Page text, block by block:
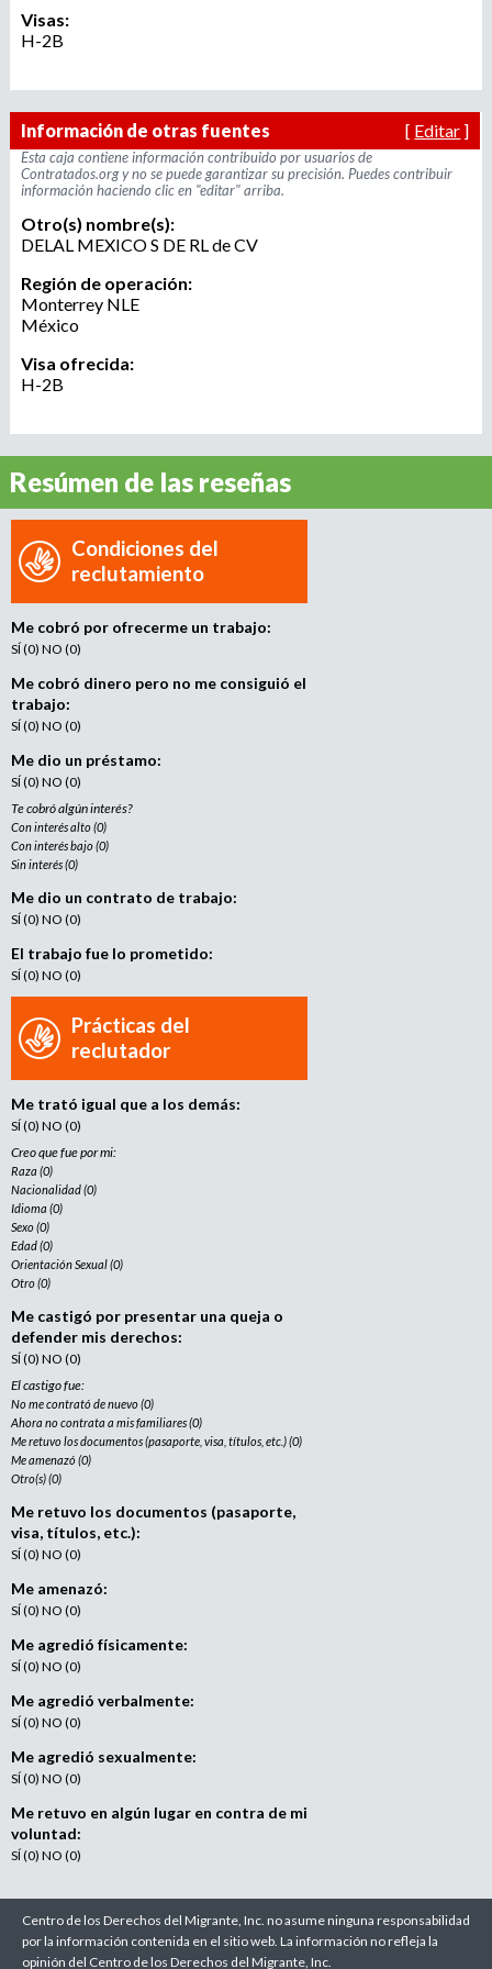
u
e
d
a
g
e
n
c
i
d
e
r
e
c
u
i
e
n
t
o
Visas:
H-2B
Información de otras fuentes [ Editar ]
Esta caja contiene información contribuido por usuarios de
Contratados.org y no se puede garantizar su precisión. Puedes contribuir
información haciendo clic en "editar" arriba.
Otro(s) nombre(s):
DELAL MEXICO S DE RL de CV
Región de operación:
Monterrey NLE
México
Visa ofrecida:
H-2B
Resúmen de las reseñas
Condiciones del
reclutamiento
Me cobró por ofrecerme un trabajo:
SÍ (0) NO (0)
Me cobró dinero pero no me consiguió el
trabajo:
SÍ (0) NO (0)
Me dio un préstamo:
SÍ (0) NO (0)
Te cobró algún interés?
Con interés alto (0)
Con interés bajo (0)
Sin interés (0)
Me dio un contrato de trabajo:
SÍ (0) NO (0)
El trabajo fue lo prometido:
SÍ (0) NO (0)
Prácticas del
reclutador
Me trató igual que a los demás:
SÍ (0) NO (0)
Creo que fue por mi:
Raza (0)
Nacionalidad (0)
Idioma (0)
Sexo (0)
Edad (0)
Orientación Sexual (0)
Otro (0)
Me castigó por presentar una queja o
defender mis derechos:
SÍ (0) NO (0)
El castigo fue:
No me contrató de nuevo (0)
Ahora no contrata a mis familiares (0)
Me retuvo los documentos (pasaporte, visa, títulos, etc.) (0)
Me amenazó (0)
Otro(s) (0)
Me retuvo los documentos (pasaporte,
visa, títulos, etc.):
SÍ (0) NO (0)
Me amenazó:
SÍ (0) NO (0)
Me agredió físicamente:
SÍ (0) NO (0)
Me agredió verbalmente:
SÍ (0) NO (0)
Me agredió sexualmente:
SÍ (0) NO (0)
Me retuvo en algún lugar en contra de mi
voluntad:
SÍ (0) NO (0)
Centro de los Derechos del Migrante, Inc. no asume ninguna responsabilidad
por la información contenida en el sitio web. La información no refleja la
opinión del Centro de los Derechos del Migrante, Inc.